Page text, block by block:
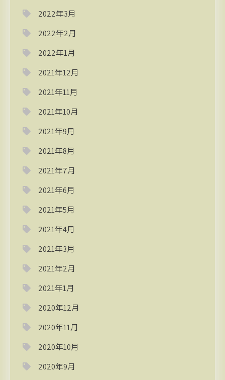
2022年3月
2022年2月
2022年1月
2021年12月
2021年11月
2021年10月
2021年9月
2021年8月
2021年7月
2021年6月
2021年5月
2021年4月
2021年3月
2021年2月
2021年1月
2020年12月
2020年11月
2020年10月
2020年9月